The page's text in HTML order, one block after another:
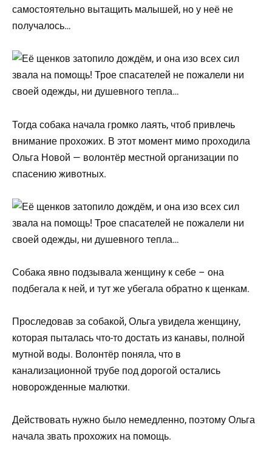
самостоятельно вытащить малышей, но у неё не
получалось…
Тогда собака начала громко лаять, чтоб привлечь
внимание прохожих. В этот момент мимо проходила
Ольга Новой — волонтёр местной организации по
спасению животных.
Собака явно подзывала женщину к себе – она
подбегала к ней, и тут же убегала обратно к щенкам.
Проследовав за собакой, Ольга увидела женщину,
которая пыталась что-то достать из канавы, полной
мутной воды. Волонтёр поняла, что в
канализационной трубе под дорогой остались
новорожденные малютки.
Действовать нужно было немедленно, поэтому Ольга
начала звать прохожих на помощь.